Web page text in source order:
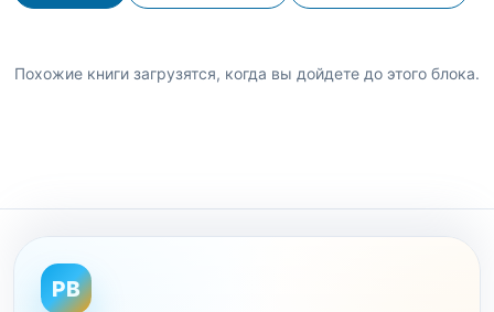
Похожие книги загрузятся, когда вы дойдете до этого блока.
PB